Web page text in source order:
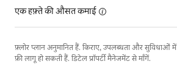
एक हफ़्ते की औसतकमाई
फ़्लोर प्लान अनुमानित हैं. किराए, उपलब्धता और सुविधाओं में
फ़ी लागू हो सकती हैं. डिटेल प्रॉपर्टी मैनेजमेंट से माँगें.